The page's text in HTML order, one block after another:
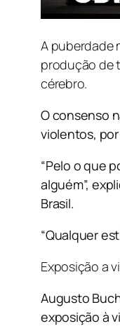
A puberdade
produção de
cérebro.
O consenso
violentos,
“Pelo o que
alguém”,
Brasil.
“Qualquer
Exposição a
Augusto
exposição à